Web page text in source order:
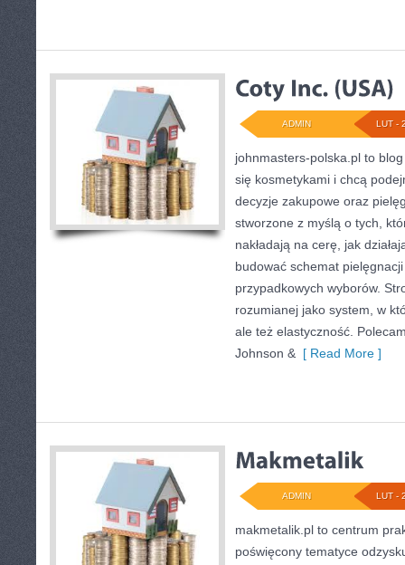
LUT -
ADMIN
johnmasters-polska.pl to
się kosmetykami i chcą
decyzje zakupowe oraz
stworzone z myślą o tych,
nakładają na cerę, jak
budować schemat
przypadkowych wyborów.
rozumianej jako system, w
ale też elastyczność.
Johnson & [ Read More ]
LUT -
ADMIN
makmetalik.pl to centrum
poświęcony tematyce